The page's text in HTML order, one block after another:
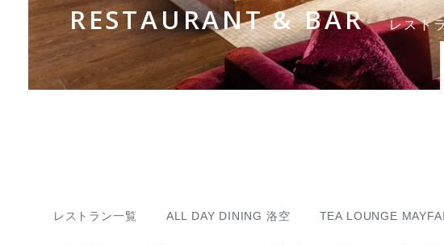
RESTAURANT & BAR レスト
レストラン一覧 ALL DAY DINING 洛空 TEA LOUNGE